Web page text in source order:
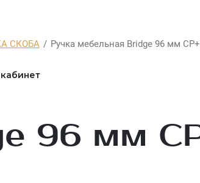
СКОБА / Ручка мебельная Bridge 96 мм
96 мм